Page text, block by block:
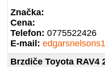
Značka:
Cena:
Telefon: 0775522426
E-mail:
Brzdiče Toyota RAV4